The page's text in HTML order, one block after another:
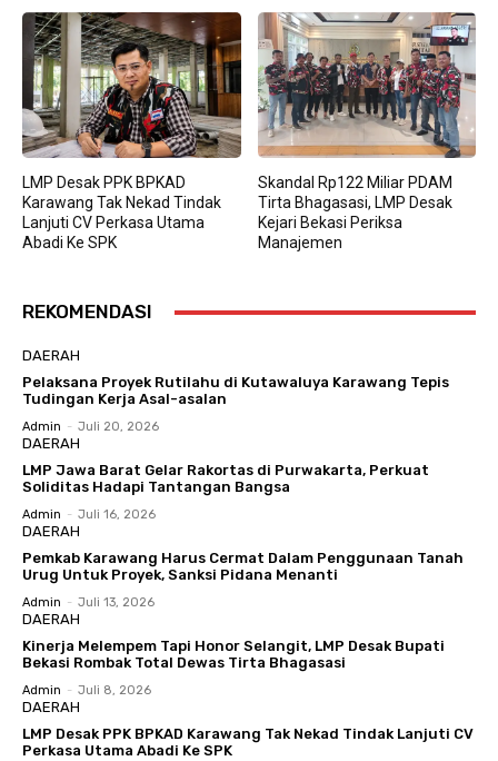
LMP Desak PPK BPKAD
Karawang Tak Nekad Tindak
Lanjuti CV Perkasa Utama
Abadi Ke SPK
Skandal Rp122 Miliar PDAM
Tirta Bhagasasi, LMP Desak
Kejari Bekasi Periksa
Manajemen
REKOMENDASI
DAERAH
Pelaksana Proyek Rutilahu di Kutawaluya Karawang Tepis
Tudingan Kerja Asal-asalan
Admin - Juli 20, 2026
DAERAH
LMP Jawa Barat Gelar Rakortas di Purwakarta, Perkuat
Soliditas Hadapi Tantangan Bangsa
Admin - Juli 16, 2026
DAERAH
Pemkab Karawang Harus Cermat Dalam Penggunaan Tanah
Urug Untuk Proyek, Sanksi Pidana Menanti
Admin - Juli 13, 2026
DAERAH
Kinerja Melempem Tapi Honor Selangit, LMP Desak Bupati
Bekasi Rombak Total Dewas Tirta Bhagasasi
Admin - Juli 8, 2026
DAERAH
LMP Desak PPK BPKAD Karawang Tak Nekad Tindak Lanjuti CV
Perkasa Utama Abadi Ke SPK